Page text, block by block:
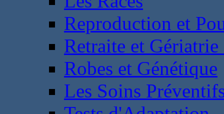
Reproduction et
Retraite et
Robes et Génétique
Les Soins